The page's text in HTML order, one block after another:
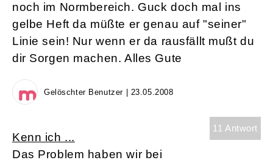
noch im Normbereich. Guck doch mal ins
gelbe Heft da müßte er genau auf "seiner"
Linie sein! Nur wenn er da rausfällt mußt du
dir Sorgen machen. Alles Gute
Gelöschter Benutzer | 23.05.2008
11 Antwort
Kenn ich ...
Das Problem haben wir bei